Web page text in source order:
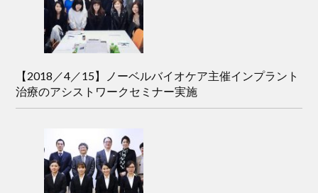
【2018／4／15】ノーベルバイオケア主催インプラント
治療のアシストワークセミナー実施